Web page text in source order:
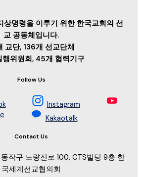
상명령을 이루기 위한 한국교회의 선
교 공동체입니다.
교단, 136개 선교단체
행위원회, 45개 협력기구
Follow Us
Instagram
Kakaotalk
Contact Us
작구 노량진로 100, CTS빌딩 9층 한
국세계선교협의회